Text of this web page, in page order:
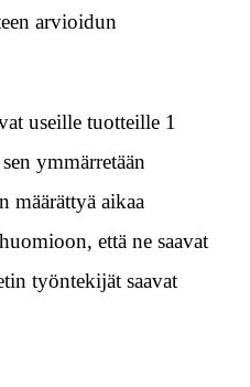
arvioidun
useille tuotteille 1
ymmärretään
määrättyä aikaa
että ne saavat
työntekijät saavat